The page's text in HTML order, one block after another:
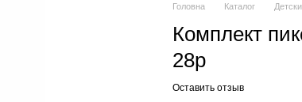
Головна Каталог
Комплект
28р
Оставить отзыв